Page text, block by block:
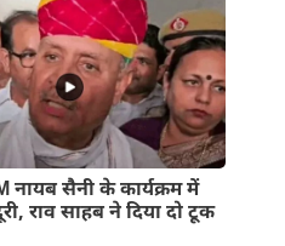
नायब सैनी के कार्यक्रम में
राव साहब ने दिया दो टूक